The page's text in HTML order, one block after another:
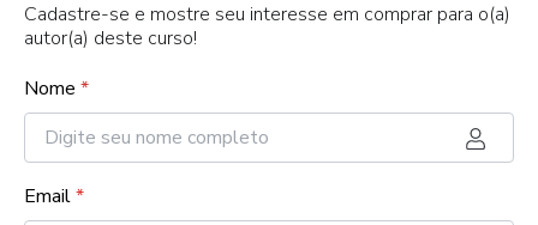
Cadastre-se e mostre seu interesse em comprar para o(a)
autor(a) deste curso!
Nome *
Email*